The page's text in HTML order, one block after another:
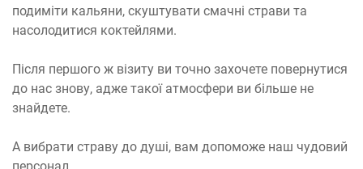
подиміти кальяни, скуштувати смачні страви та
насолодитися коктейлями.
Після першого ж візиту ви точно захочете повернутися
до нас знову, адже такої атмосфери ви більше не
знайдете.
А вибрати страву до душі, вам допоможе наш чудовий
персонал.